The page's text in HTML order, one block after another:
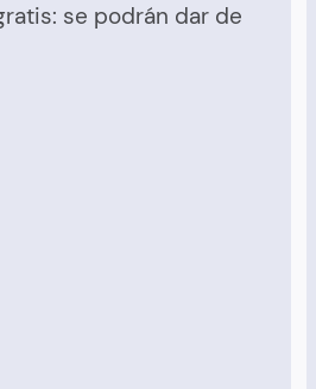
se podrán dar de